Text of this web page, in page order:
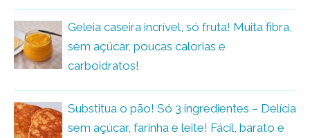
Geleia caseira incrível, só fruta! Muita fibra,
sem açúcar, poucas calorias e
carboidratos!
Substitua o pão! Só 3 ingredientes – Delícia
sem açúcar, farinha e leite! Fácil, barato e